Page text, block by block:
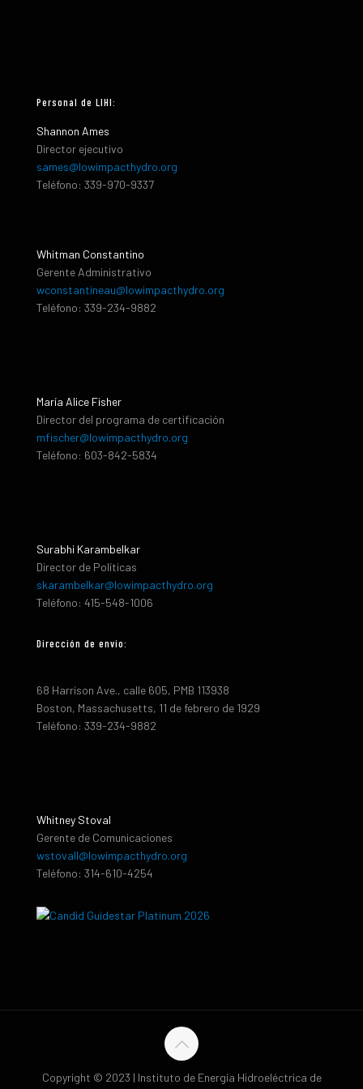
Personal de LIHI:
Shannon Ames
Director ejecutivo
sames@lowimpacthydro.org
Teléfono: 339-970-9337
Whitman Constantino
Gerente Administrativo
wconstantineau@lowimpacthydro.org
Teléfono: 339-234-9882
María Alice Fisher
Director del programa de certificación
mfischer@lowimpacthydro.org
Teléfono: 603-842-5834
Surabhi Karambelkar
Director de Políticas
skarambelkar@lowimpacthydro.org
Teléfono: 415-548-1006
Dirección de envio:
68 Harrison Ave., calle 605, PMB 113938
Boston, Massachusetts, 11 de febrero de 1929
Teléfono: 339-234-9882
Whitney Stoval
Gerente de Comunicaciones
wstovall@lowimpacthydro.org
Teléfono: 314-610-4254
Copyright © 2023 | Instituto de Energía Hidroeléctrica de